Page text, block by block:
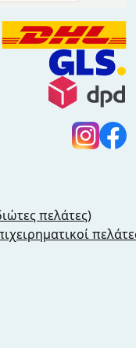
πελάτες)